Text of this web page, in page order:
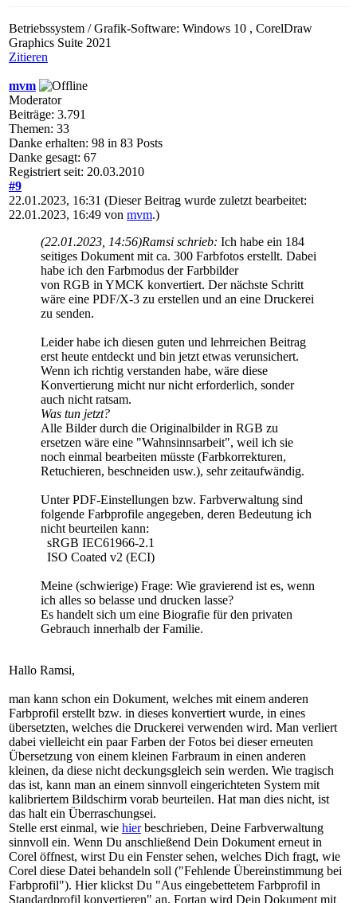
Betriebssystem / Grafik-Software: Windows 10 , CorelDraw
Graphics Suite 2021
Zitieren
mvm
Moderator
Beiträge: 3.791
Themen: 33
Danke erhalten: 98 in 83 Posts
Danke gesagt: 67
Registriert seit: 20.03.2010
#9
22.01.2023, 16:31 (Dieser Beitrag wurde zuletzt bearbeitet:
22.01.2023, 16:49 von mvm.)
(22.01.2023, 14:56)Ramsi schrieb: Ich habe ein 184
seitiges Dokument mit ca. 300 Farbfotos erstellt. Dabei
habe ich den Farbmodus der Farbbilder
von RGB in YMCK konvertiert. Der nächste Schritt
wäre eine PDF/X-3 zu erstellen und an eine Druckerei
zu senden.
Leider habe ich diesen guten und lehrreichen Beitrag
erst heute entdeckt und bin jetzt etwas verunsichert.
Wenn ich richtig verstanden habe, wäre diese
Konvertierung micht nur nicht erforderlich, sonder
auch nicht ratsam.
Was tun jetzt?
Alle Bilder durch die Originalbilder in RGB zu
ersetzen wäre eine "Wahnsinnsarbeit", weil ich sie
noch einmal bearbeiten müsste (Farbkorrekturen,
Retuchieren, beschneiden usw.), sehr zeitaufwändig.
Unter PDF-Einstellungen bzw. Farbverwaltung sind
folgende Farbprofile angegeben, deren Bedeutung ich
nicht beurteilen kann:
sRGB IEC61966-2.1
ISO Coated v2 (ECI)
Meine (schwierige) Frage: Wie gravierend ist es, wenn
ich alles so belasse und drucken lasse?
Es handelt sich um eine Biografie für den privaten
Gebrauch innerhalb der Familie.
Hallo Ramsi,
man kann schon ein Dokument, welches mit einem anderen
Farbprofil erstellt bzw. in dieses konvertiert wurde, in eines
übersetzten, welches die Druckerei verwenden wird. Man verliert
dabei vielleicht ein paar Farben der Fotos bei dieser erneuten
Übersetzung von einem kleinen Farbraum in einen anderen
kleinen, da diese nicht deckungsgleich sein werden. Wie tragisch
das ist, kann man an einem sinnvoll eingerichteten System mit
kalibriertem Bildschirm vorab beurteilen. Hat man dies nicht, ist
das halt ein Überraschungsei.
Stelle erst einmal, wie hierbeschrieben, Deine Farbverwaltung
sinnvoll ein. Wenn Du anschließend Dein Dokument erneut in
Corel öffnest, wirst Du ein Fenster sehen, welches Dich fragt, wie
Corel diese Datei behandeln soll ("Fehlende Übereinstimmung bei
Farbprofil"). Hier klickst Du "Aus eingebettetem Farbprofil in
Standardprofil konvertieren" an. Fortan wird Dein Dokument mit